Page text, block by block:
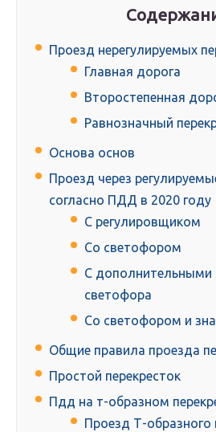
Проезд нерегулируемых
Главная дорога
Второстепенная
Равнозначный
Основа основ
Проезд через
согласно ПДД в 2020 году
С регулировщиком
Со светофором
С дополнительными
светофора
Со светофором и
Общие правила проезда
Простой перекресток
Пдд на т-образном
Проезд Т-образного